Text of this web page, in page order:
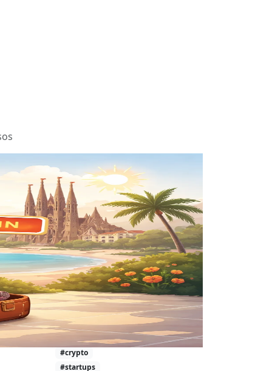
#real-estate-investment
#tax-optimization
#business-structure
#start-business
#financial-planning
#business-taxes
#tax-declaration
#investment-taxes
#calculator
#wealth
#tax-free
#investing
#crypto
#startups